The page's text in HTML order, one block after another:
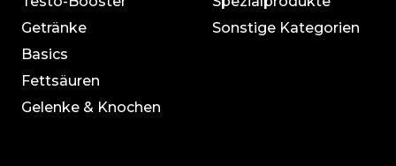
Getränke
Basics
Fettsäuren
Gelenke & Knochen
Sonstige Kategorien